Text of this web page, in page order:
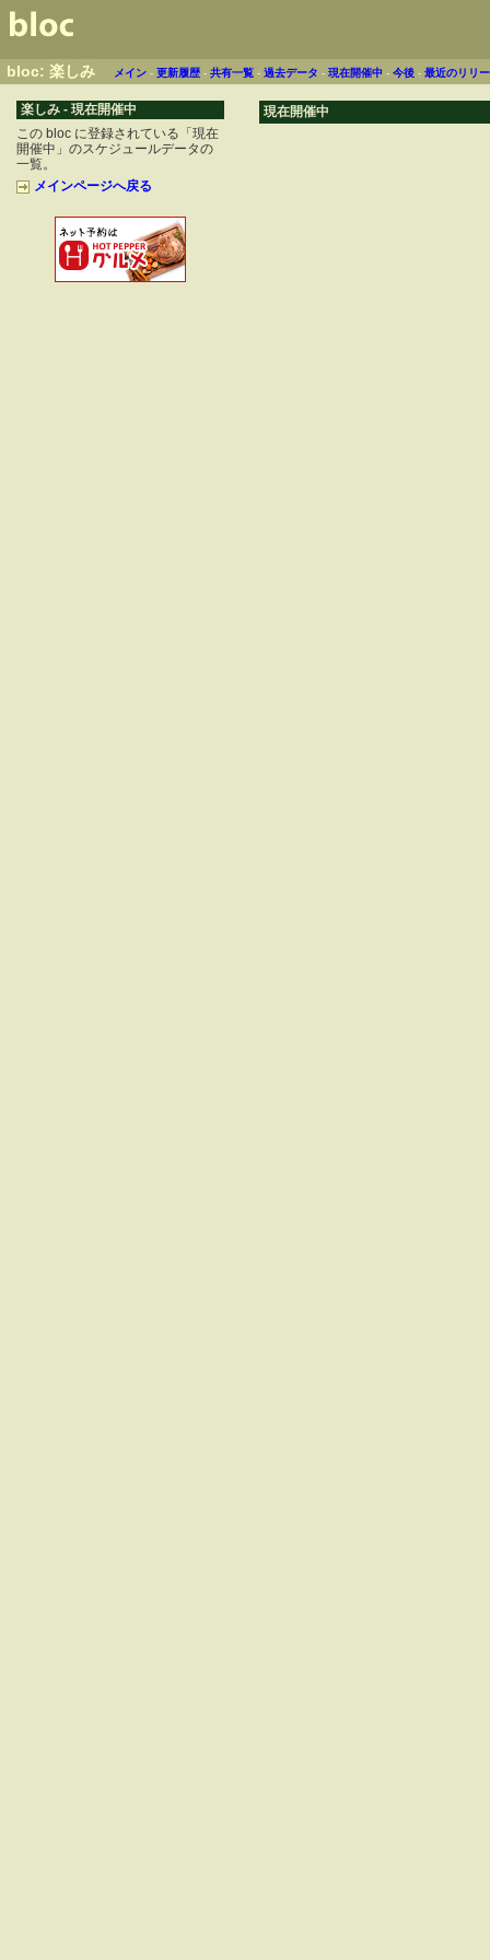
bloc: 楽しみ メイン -更新履歴 -共有一覧 -過去データ -現在開催中 -今後 -最近のリリ
楽しみ - 現在開催中
この bloc に登録されている「現在
開催中」のスケジュールデータの
一覧。
メインページへ戻る
現在開催中